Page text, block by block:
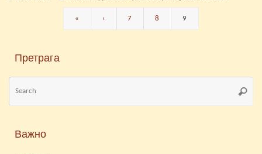
« ‹ 7 8 9
Претрага
Важно